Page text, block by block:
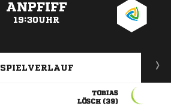
ANPFIFF
19:30UHR
SPIELVERLAUF

 